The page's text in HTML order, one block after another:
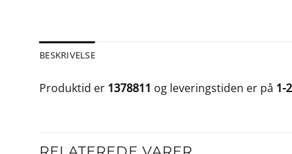
BESKRIVELSE
Produktid er 1378811 og leveringstiden er på 1-